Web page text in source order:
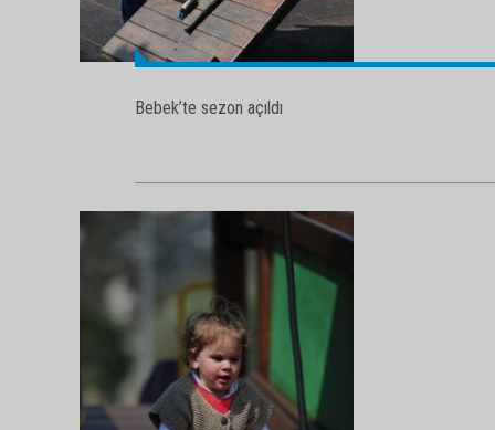
Bebek’te sezon açıldı